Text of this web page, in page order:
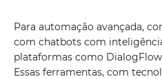
Para automação avançada,
com chatbots com
plataformas como
Essas ferramentas, com